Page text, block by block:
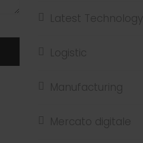
Latest Technology
Logistic
Manufacturing
Mercato digitale